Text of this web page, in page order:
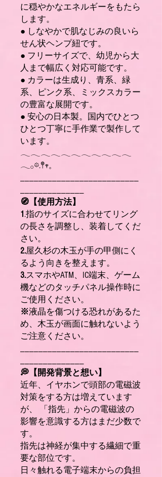
に穏やかなエネルギーをもたら
します。
● しなやかで肌なじみの良いら
せん状ヘンプ紐です。
● フリーサイズで、幼児から大
人まで幅広く対応可能です。
● カラーは生成り、青系、緑
系、ピンク系、ミックスカラー
の豊富な展開です。
● 安心の日本製。国内でひとつ
ひとつ丁寧に手作業で製作して
います。
𓂃𓂃𓂃𓂃𓂃𓂃𓂃𓂃𓂃𓂃𓂃
𓂃𓂂𖡼.𖤣𖥧𓈒
🧭【使用方法】
1.指のサイズに合わせてリング
の長さを調整し、装着してくだ
さい。
2.屋久杉の木玉が手の甲側にく
るよう向きを整えます。
3.スマホやATM、IC端末、ゲーム
機などのタッチパネル操作時に
ご使用ください。
※液晶を傷つける恐れがあるた
め、木玉が画面に触れないよう
ご注意ください。
💭【開発背景と想い】
近年、イヤホンで頭部の電磁波
対策をする方は増えています
が、 「指先」からの電磁波の
影響を意識する方はまだ少数で
す。
指先は神経が集中する繊細で重
要な部位です。
日々触れる電子端末からの負担